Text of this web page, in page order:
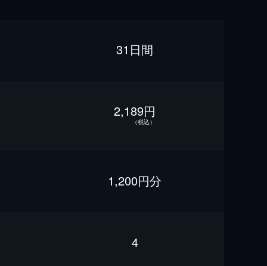
31日間
2,189円
（税込）
1,200円分
4